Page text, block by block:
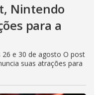
Nintendo
para a
e 30 de agosto O post
suas atrações para